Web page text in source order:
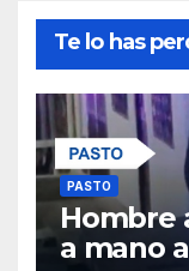
Te lo has
PASTO
Hombre
a mano